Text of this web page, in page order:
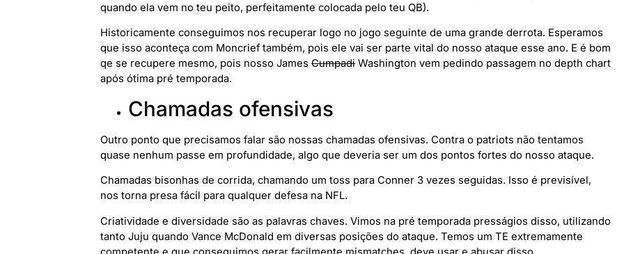
quando ela vem no teu peito, perfeitamente colocada pelo teu QB).
Historicamente conseguimos nos recuperar logo no jogo seguinte de uma grande derrota. Esperamos
que isso aconteça com Moncrief também, pois ele vai ser parte vital do nosso ataque esse ano. E é bom
qe se recupere mesmo, pois nosso JamesCumpadiWashington vem pedindo passagem no depth chart
após ótima pré temporada.
Chamadas ofensivas
Outro ponto que precisamos falar são nossas chamadas ofensivas. Contra o patriots não tentamos
quase nenhum passe em profundidade, algo que deveria ser um dos pontos fortes do nosso ataque.
Chamadas bisonhas de corrida, chamando um toss para Conner 3 vezes seguidas. Isso é previsível,
nos torna presa fácil para qualquer defesa na NFL.
Criatividade e diversidade são as palavras chaves. Vimos na pré temporada presságios disso, utilizando
tanto Juju quando Vance McDonald em diversas posições do ataque. Temos um TE extremamente